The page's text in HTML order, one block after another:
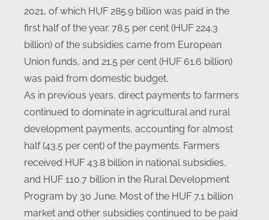
2021, of which HUF 285.9 billion was paid in the
first half of the year. 78.5 per cent (HUF 224.3
billion) of the subsidies came from European
Union funds, and 21.5 per cent (HUF 61.6 billion)
was paid from domestic budget.
As in previous years, direct payments to farmers
continued to dominate in agricultural and rural
development payments, accounting for almost
half (43.5 per cent) of the payments. Farmers
received HUF 43.8 billion in national subsidies,
and HUF 110.7 billion in the Rural Development
Program by 30 June. Most of the HUF 7.1 billion
market and other subsidies continued to be paid